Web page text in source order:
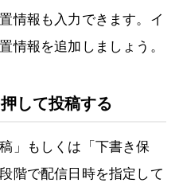
情報も入力できます。イ
情報を追加しましょう。
して投稿する
」もしくは「下書き保
階で配信日時を指定して